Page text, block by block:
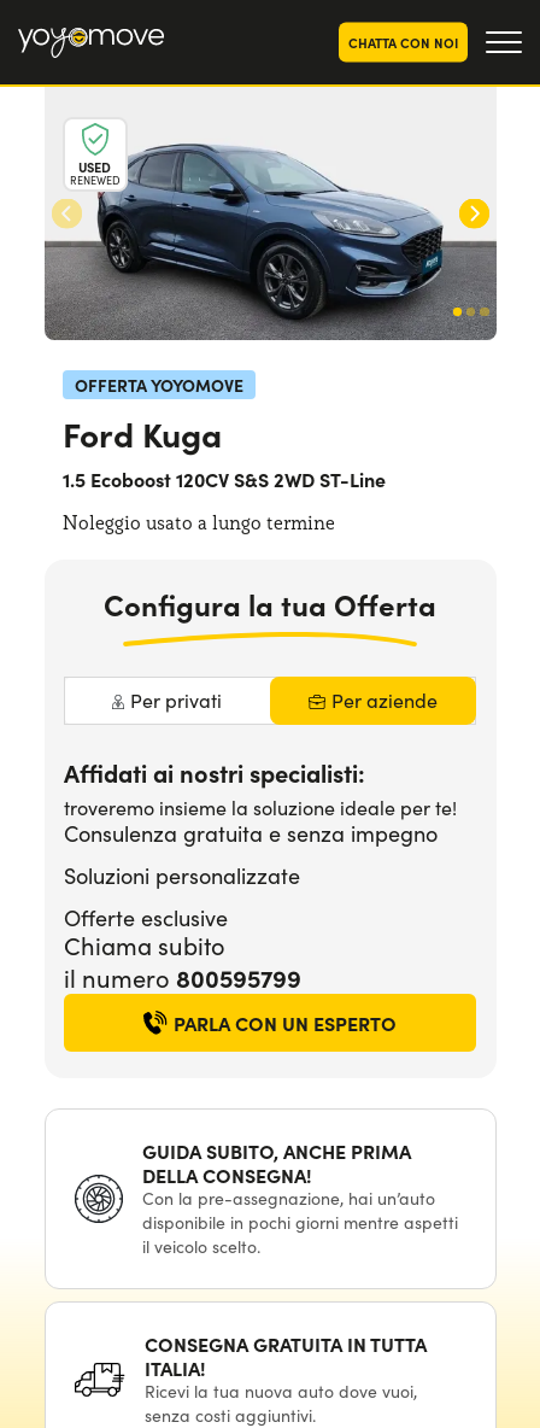
CHATTA CON NOI
OFFERTE NOLEGGIO
Privati
Aziende e P.IVA
OFFERTE NOLEGGIO
AUTO USATE
CHI SIAMO
La nostra storia
Lavora con noi
COME FUNZIONA
PERCHÉ CONVIENE
SCEGLI UN PAESE
USED
RENEWED
OFFERTA YOYOMOVE
Ford Kuga
1.5 Ecoboost 120CV S&S 2WD ST-Line
Noleggio usato a lungo termine
Configura la tua Offerta
Per privati Per aziende
Affidati ai nostri specialisti:
troveremo insieme la soluzione ideale per te!
Consulenza gratuita e senza impegno
Soluzioni personalizzate
Offerte esclusive
Chiama subito
il numero 800595799
PARLA CON UN ESPERTO
GUIDA SUBITO, ANCHE PRIMA
DELLA CONSEGNA!
Con la pre-assegnazione, hai un’auto
disponibile in pochi giorni mentre aspetti
il veicolo scelto.
CONSEGNA GRATUITA IN TUTTA
ITALIA!
Ricevi la tua nuova auto dove vuoi,
senza costi aggiuntivi.